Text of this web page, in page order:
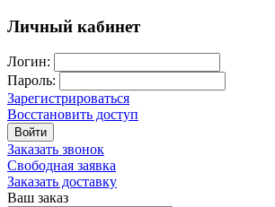
Личный кабинет
Логин:
Пароль:
Зарегистрироваться
Восстановить доступ
Войти
Заказать звонок
Свободная заявка
Заказать доставку
Ваш заказ